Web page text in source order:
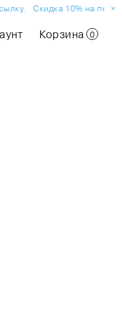
Скидка 10% на первый
Корзина 0